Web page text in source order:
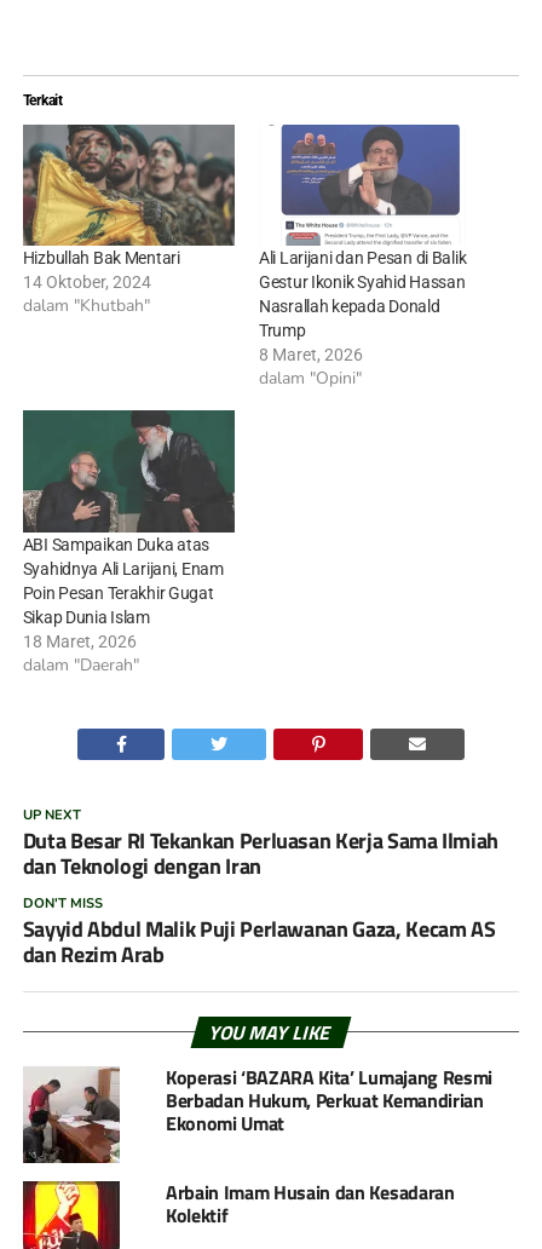
Terkait
Hizbullah Bak Mentari
14 Oktober, 2024
dalam "Khutbah"
Ali Larijani dan Pesan di Balik
Gestur Ikonik Syahid Hassan
Nasrallah kepada Donald
Trump
8 Maret, 2026
dalam "Opini"
ABI Sampaikan Duka atas
Syahidnya Ali Larijani, Enam
Poin Pesan Terakhir Gugat
Sikap Dunia Islam
18 Maret, 2026
dalam "Daerah"
UP NEXT
Duta Besar RI Tekankan Perluasan Kerja Sama Ilmiah
dan Teknologi dengan Iran
DON'T MISS
Sayyid Abdul Malik Puji Perlawanan Gaza, Kecam AS
dan Rezim Arab
YOU MAY LIKE
Koperasi ‘BAZARA Kita’ Lumajang Resmi
Berbadan Hukum, Perkuat Kemandirian
Ekonomi Umat
Arbain Imam Husain dan Kesadaran
Kolektif